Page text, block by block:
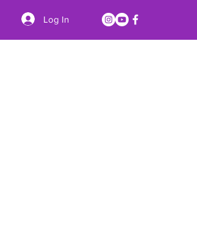
Log In